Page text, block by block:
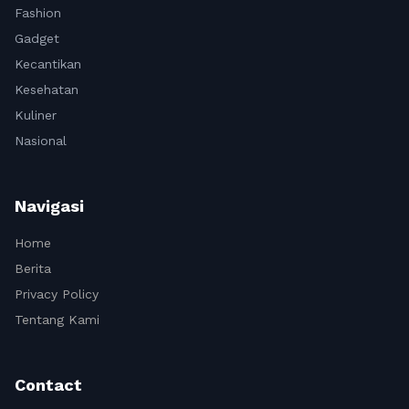
Fashion
Gadget
Kecantikan
Kesehatan
Kuliner
Nasional
Navigasi
Home
Berita
Privacy Policy
Tentang Kami
Contact